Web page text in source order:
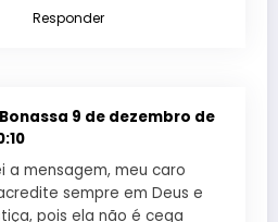
Responder
9 de dezembro de
a mensagem, meu caro
sempre em Deus e
pois ela não é cega